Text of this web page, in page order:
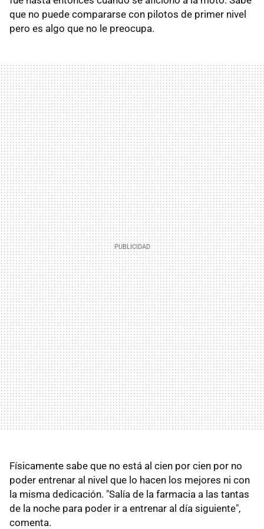
que no puede compararse con pilotos de primer nivel
pero es algo que no le preocupa.
Físicamente sabe que no está al cien por cien por no
poder entrenar al nivel que lo hacen los mejores ni con
la misma dedicación. "Salía de la farmacia a las tantas
de la noche para poder ir a entrenar al día siguiente",
comenta.